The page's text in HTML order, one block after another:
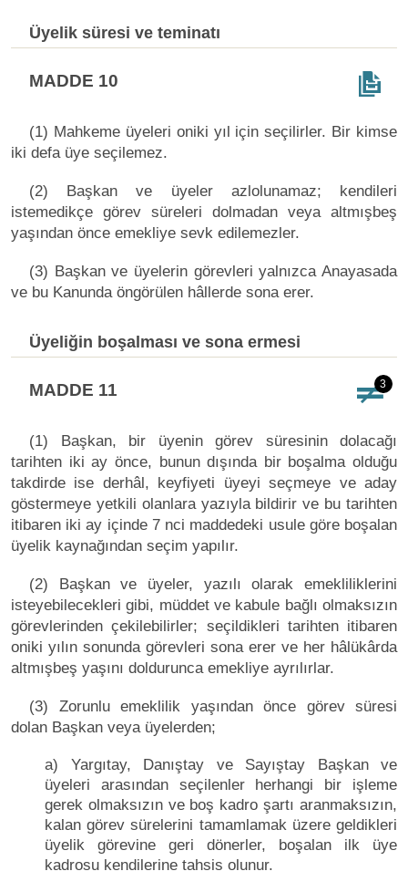
Üyelik süresi ve teminatı
MADDE 10
(1) Mahkeme üyeleri oniki yıl için seçilirler. Bir kimse
iki defa üye seçilemez.
(2) Başkan ve üyeler azlolunamaz; kendileri
istemedikçe görev süreleri dolmadan veya altmışbeş
yaşından önce emekliye sevk edilemezler.
(3) Başkan ve üyelerin görevleri yalnızca Anayasada
ve bu Kanunda öngörülen hâllerde sona erer.
Üyeliğin boşalması ve sona ermesi
MADDE 11 3
(1) Başkan, bir üyenin görev süresinin dolacağı
tarihten iki ay önce, bunun dışında bir boşalma olduğu
takdirde ise derhâl, keyfiyeti üyeyi seçmeye ve aday
göstermeye yetkili olanlara yazıyla bildirir ve bu tarihten
itibaren iki ay içinde 7 nci maddedeki usule göre boşalan
üyelik kaynağından seçim yapılır.
(2) Başkan ve üyeler, yazılı olarak emekliliklerini
isteyebilecekleri gibi, müddet ve kabule bağlı olmaksızın
görevlerinden çekilebilirler; seçildikleri tarihten itibaren
oniki yılın sonunda görevleri sona erer ve her hâlükârda
altmışbeş yaşını doldurunca emekliye ayrılırlar.
(3) Zorunlu emeklilik yaşından önce görev süresi
dolan Başkan veya üyelerden;
a) Yargıtay, Danıştay ve Sayıştay Başkan ve
üyeleri arasından seçilenler herhangi bir işleme
gerek olmaksızın ve boş kadro şartı aranmaksızın,
kalan görev sürelerini tamamlamak üzere geldikleri
üyelik görevine geri dönerler, boşalan ilk üye
kadrosu kendilerine tahsis olunur.